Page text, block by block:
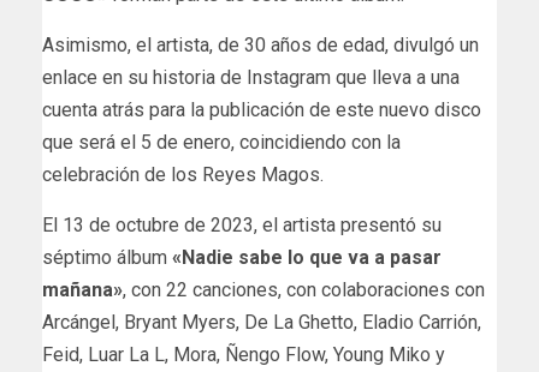
Asimismo, el artista, de 30 años de edad, divulgó un
enlace en su historia de Instagram que lleva a una
cuenta atrás para la publicación de este nuevo disco
que será el 5 de enero, coincidiendo con la
celebración de los Reyes Magos.
El 13 de octubre de 2023, el artista presentó su
séptimo álbum «Nadie sabe lo que va a pasar
mañana», con 22 canciones, con colaboraciones con
Arcángel, Bryant Myers, De La Ghetto, Eladio Carrión,
Feid, Luar La L, Mora, Ñengo Flow, Young Miko y